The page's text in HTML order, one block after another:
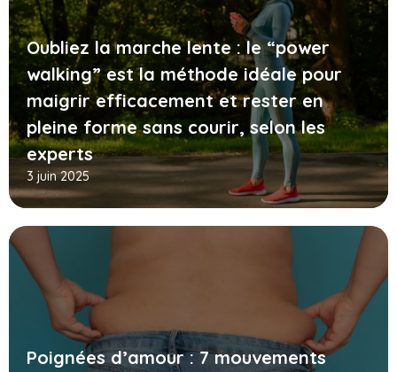
Oubliez la marche lente : le “power
walking” est la méthode idéale pour
maigrir efficacement et rester en
pleine forme sans courir, selon les
experts
3 juin 2025
Poignées d’amour : 7 mouvements